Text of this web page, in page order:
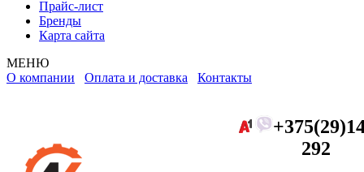
Прайс-лист
Бренды
Карта сайта
МЕНЮ
О компании Оплата и доставка Контакты
292